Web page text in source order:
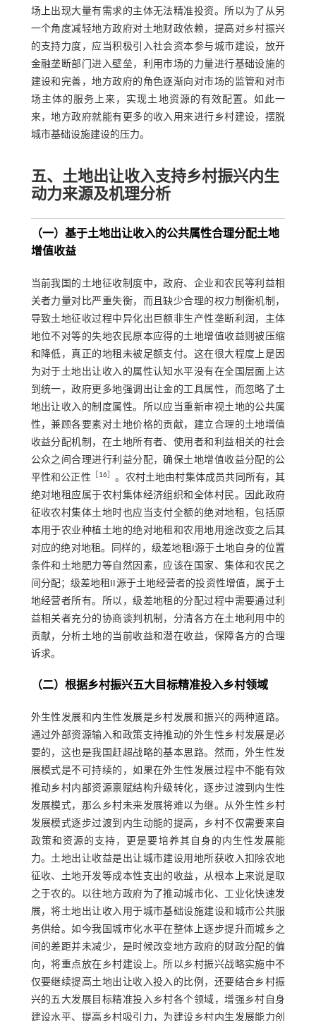
场上出现大量有需求的主体无法精准投资。所以为了从另
一个角度减轻地方政府对土地财政依赖，提高对乡村振兴
的支持力度，应当积极引入社会资本参与城市建设，放开
金融垄断部门进入壁垒，利用市场的力量进行基础设施的
建设和完善，地方政府的角色逐渐向对市场的监管和对市
场主体的服务上来，实现土地资源的有效配置。如此一
来，地方政府就能有更多的收入用来进行乡村建设，摆脱
城市基础设施建设的压力。
五、土地出让收入支持乡村振兴内生
动力来源及机理分析
（一）基于土地出让收入的公共属性合理分配土地
增值收益
当前我国的土地征收制度中，政府、企业和农民等利益相
关者力量对比严重失衡，而且缺少合理的权力制衡机制，
导致土地征收过程中异化出巨额非生产性垄断利润，主体
地位不对等的失地农民原本应得的土地增值收益则被压缩
和降低，真正的地租未被足额支付。这在很大程度上是因
为对于土地出让收入的属性认知水平没有在全国层面上达
到统一，政府更多地强调出让金的工具属性，而忽略了土
地出让收入的制度属性。所以应当重新审视土地的公共属
性，兼顾各要素对土地价格的贡献，建立合理的土地增值
收益分配机制，在土地所有者、使用者和利益相关的社会
公众之间合理进行利益分配，确保土地增值收益分配的公
平性和公正性
16］ 。农村土地由村集体成员共同所有，其
绝对地租应属于农村集体经济组织和全体村民。因此政府
征收农村集体土地时也应当支付全额的绝对地租，包括原
本用于农业种植土地的绝对地租和农用地用途改变之后其
对应的绝对地租。同样的，级差地租I源于土地自身的位置
条件和土地肥力等自然因素，应该在国家、集体和农民之
间分配；级差地租II源于土地经营者的投资性增值，属于土
地经营者所有。所以，级差地租的分配过程中需要通过利
益相关者充分的协商谈判机制，分清各方在土地利用中的
贡献，分析土地的当前收益和潜在收益，保障各方的合理
诉求。
（二）根据乡村振兴五大目标精准投入乡村领域
外生性发展和内生性发展是乡村发展和振兴的两种道路。
通过外部资源输入和政策支持推动的外生性乡村发展是必
要的，这也是我国赶超战略的基本思路。然而，外生性发
展模式是不可持续的，如果在外生性发展过程中不能有效
推动乡村内部资源禀赋结构升级转化，逐步过渡到内生性
发展模式，那么乡村未来发展将难以为继。从外生性乡村
发展模式逐步过渡到内生动能的提高，乡村不仅需要来自
政策和资源的支持，更是要培养其自身的内生性发展能
力。土地出让收益是出让城市建设用地所获收入扣除农地
征收、土地开发等成本性支出的收益，从根本上来说是取
之于农的。以往地方政府为了推动城市化、工业化快速发
展，将土地出让收入用于城市基础设施建设和城市公共服
务供给。如今我国城市化水平在整体上逐步提升而城乡之
间的差距并未减少，是时候改变地方政府的财政分配的偏
向，将重点放在乡村建设上。所以乡村振兴战略实施中不
仅要继续提高土地出让收入投入的比例，还要结合乡村振
兴的五大发展目标精准投入乡村各个领域，增强乡村自身
建设水平、提高乡村吸引力，为建设乡村内生发展能力创